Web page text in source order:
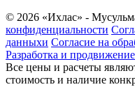
© 2026 «Ихлас» -
конфиденциальности
данныхи Согласие на
Разработка и продвижение
Все цены и расчеты
стоимость и наличие